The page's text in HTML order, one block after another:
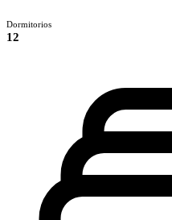
Dormitorios
12